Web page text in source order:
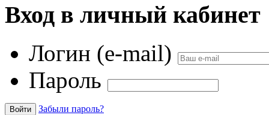
Вход в личный кабинет
Логин (e-mail)
Пароль
Забыли пароль?